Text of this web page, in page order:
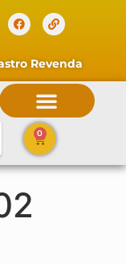
Revenda
0